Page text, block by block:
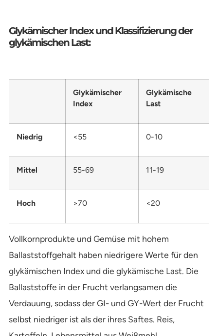
Glykämischer Index und Klassifizierung der
glykämischen Last:
Glykämischer
Index
Glykämische
Last
Niedrig <55 0-10
Mittel 55-69 11-19
Hoch >70 <20
Vollkornprodukte und Gemüse mit hohem
Ballaststoffgehalt haben niedrigere Werte für den
glykämischen Index und die glykämische Last. Die
Ballaststoffe in der Frucht verlangsamen die
Verdauung, sodass der GI- und GY-Wert der Frucht
selbst niedriger ist als der ihres Saftes. Reis,